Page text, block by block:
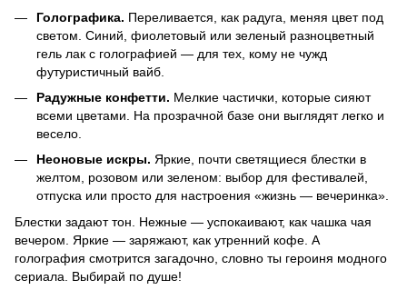
Голографика. Переливается, как радуга, меняя цвет под
светом. Синий, фиолетовый или зеленый разноцветный
гель лак с голографией — для тех, кому не чужд
футуристичный вайб.
Радужные конфетти. Мелкие частички, которые сияют
всеми цветами. На прозрачной базе они выглядят легко и
весело.
Неоновые искры. Яркие, почти светящиеся блестки в
желтом, розовом или зеленом: выбор для фестивалей,
отпуска или просто для настроения «жизнь — вечеринка».
Блестки задают тон. Нежные — успокаивают, как чашка чая
вечером. Яркие — заряжают, как утренний кофе. А
голография смотрится загадочно, словно ты героиня модного
сериала. Выбирай по душе!